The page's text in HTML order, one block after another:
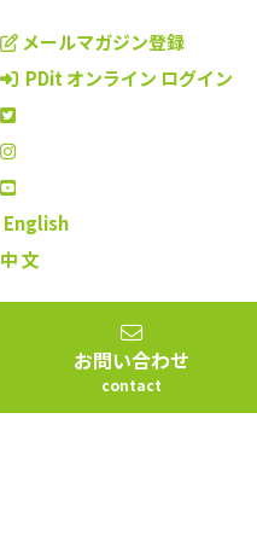
メールマガジン登録
PDit オンライン ログイン
English
中 文
お問い合わせ
contact